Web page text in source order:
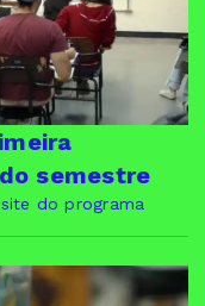
semestre
do programa